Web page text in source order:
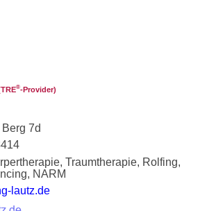
®‑Provider)
7d
Traumtherapie, Rolfing,
NARM
lautz.de